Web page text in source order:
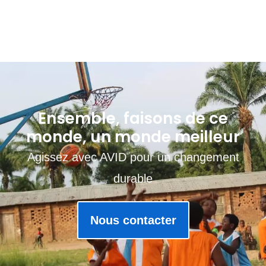
Ensemble, faisons de ce
monde, un monde meilleur
Agissez avec AVID pour un changement
durable
Nous contacter